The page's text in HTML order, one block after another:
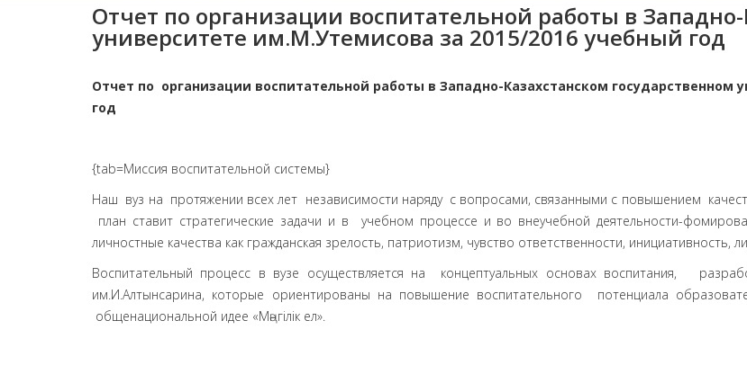
Отчет по организации воспитательной работы в
университете им.М.Утемисова за 2015/2016 учебный год
Отчет по организации воспитательной работы в Западно-Казахстанском государственном
год
{tab=Миссия воспитательной системы}
Наш вуз на протяжении всех лет независимости наряду с вопросами, связанными с повышением
план ставит стратегические задачи и в учебном процессе и во внеучебной деятельности-
личностные качества как гражданская зрелость, патриотизм, чувство ответственности, инициативность,
Воспитательный процесс в вузе осуществляется на концептуальных основах воспитания,
им.И.Алтынсарина, которые ориентированы на повышение воспитательного потенциала
общенациональной идее «Мәңгілік ел».